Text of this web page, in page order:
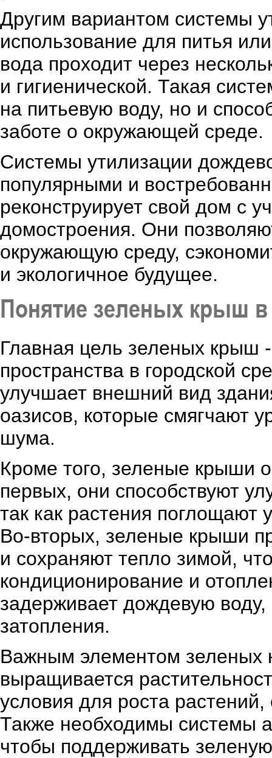
Другим вариантом системы
использование для питья
вода проходит через
и гигиенической. Такая
на питьевую воду, но и
заботе о окружающей среде.
Системы утилизации
популярными и
реконструирует свой дом с
домостроения. Они
окружающую среду,
и экологичное будущее.
Понятие зеленых крыш
Главная цель зеленых крыш
пространства в городской
улучшает внешний вид
оазисов, которые смягчают
шума.
Кроме того, зеленые крыши
первых, они способствуют
так как растения поглощают
Во-вторых, зеленые крыши
и сохраняют тепло зимой,
кондиционирование и
задерживает дождевую
затопления.
Важным элементом зеленых
выращивается
условия для роста
Также необходимы системы
чтобы поддерживать